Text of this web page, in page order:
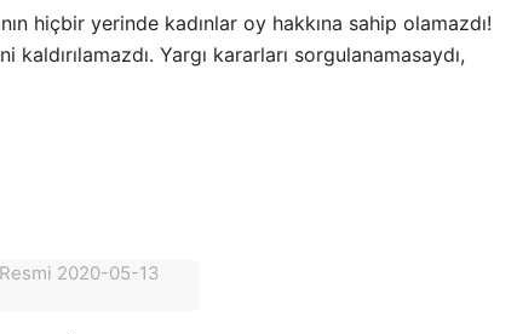
hiçbir yerinde kadınlar oy hakkına sahip olamazdı!
kaldırılamazdı. Yargı kararları sorgulanamasaydı,